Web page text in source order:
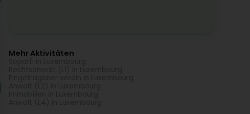
Mehr Aktivitäten